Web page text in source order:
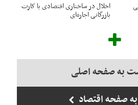
اخلال در ساختاری اقتصادی با کارت‌
بازرگانی اجاره‌ای
به صفحه اصلی
صفحه اقتصاد